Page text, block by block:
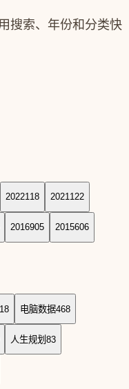
搜索、年份和分类快
2022118 2021122
2016905 2015606
电脑数据468
人生规划 83